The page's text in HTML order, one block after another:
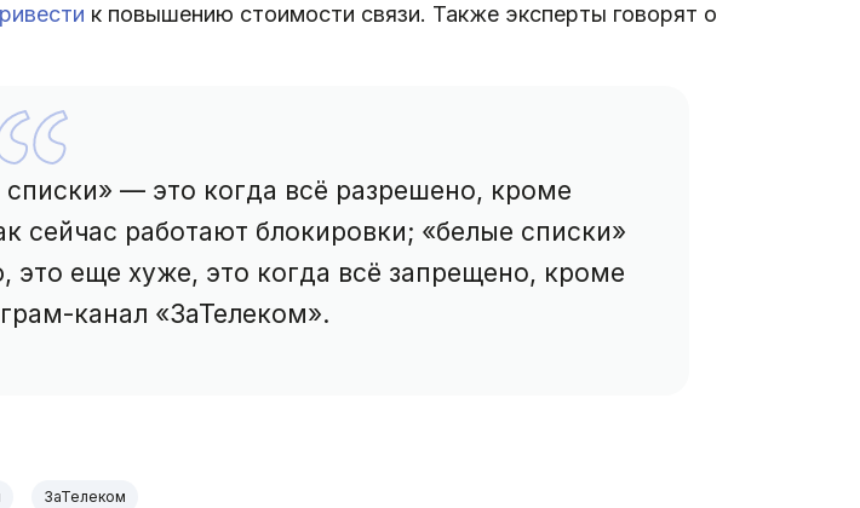
к повышению стоимости связи. Также эксперты говорят о
— это когда всё разрешено, кроме
сейчас работают блокировки; «белые списки»
еще хуже, это когда всё запрещено, кроме
канал «ЗаТелеком».
ЗаТелеком